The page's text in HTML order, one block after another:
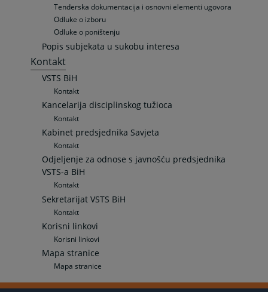
Tenderska dokumentacija i osnovni elementi ugovora
Odluke o izboru
Odluke o poništenju
Popis subjekata u sukobu interesa
Kontakt
VSTS BiH
Kontakt
Kancelarija disciplinskog tužioca
Kontakt
Kabinet predsjednika Savjeta
Kontakt
Odjeljenje za odnose s javnošću predsjednika
VSTS-a BiH
Kontakt
Sekretarijat VSTS BiH
Kontakt
Korisni linkovi
Korisni linkovi
Mapa stranice
Mapa stranice